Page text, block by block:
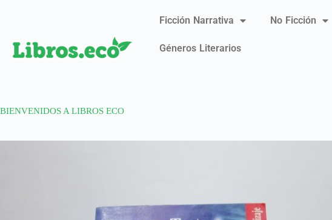
Ficción Narrativa No Ficción
Géneros Literarios
BIENVENIDOS A LIBROS ECO